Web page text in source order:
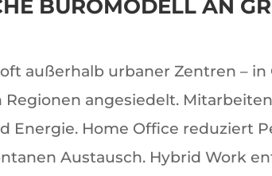
BÜROMODELL AN
außerhalb urbaner Zentren –
angesiedelt.
Energie. Home Office reduziert
Austausch. Hybrid Work